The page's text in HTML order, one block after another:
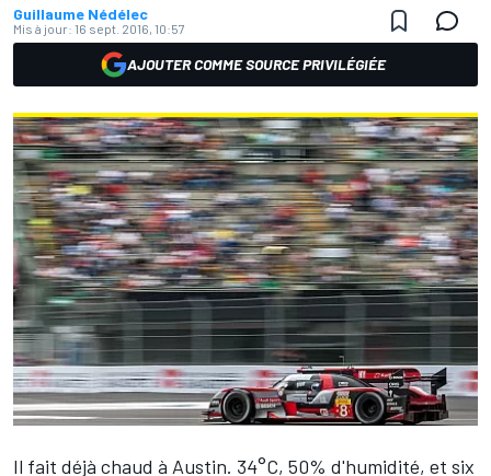
Guillaume Nédélec
Mis à jour: 16 sept. 2016, 10:57
AJOUTER COMME SOURCE PRIVILÉGIÉE
Il fait déjà chaud à Austin. 34°C, 50% d'humidité, et six